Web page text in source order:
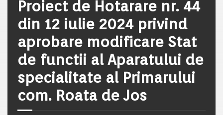
Proiect de Hotarare nr. 44
din 12 iulie 2024 privind
aprobare modificare Stat
de functii al Aparatului de
specialitate al Primarului
com. Roata de Jos